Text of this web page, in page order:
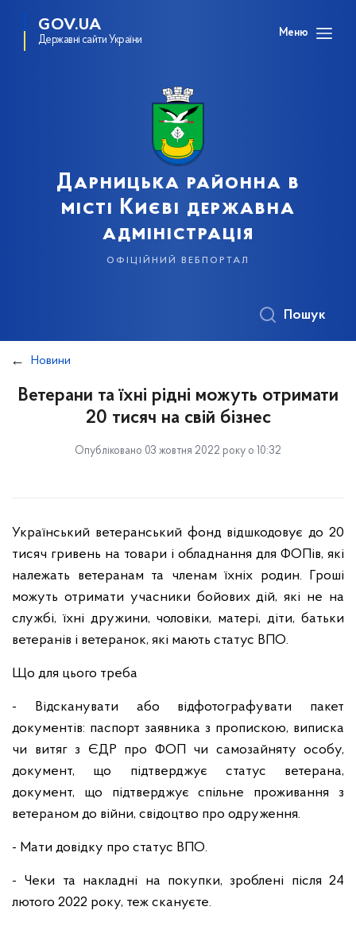
GOV.UA
Державні сайти України
Меню
Дарницька районна в
місті Києві державна
адміністрація
офіційний вебпортал
Пошук
Новини
Ветерани та їхні рідні можуть отримати
20 тисяч на свій бізнес
Опубліковано 03 жовтня 2022 року о 10:32
Український ветеранський фонд відшкодовує до 20
тисяч гривень на товари і обладнання для ФОПів, які
належать ветеранам та членам їхніх родин. Гроші
можуть отримати учасники бойових дій, які не на
службі, їхні дружини, чоловіки, матері, діти, батьки
ветеранів і ветеранок, які мають статус ВПО.
Що для цього треба
- Відсканувати або відфотографувати пакет
документів: паспорт заявника з пропискою, виписка
чи витяг з ЄДР про ФОП чи самозайняту особу,
документ, що підтверджує статус ветерана,
документ, що підтверджує спільне проживання з
ветераном до війни, свідоцтво про одруження.
- Мати довідку про статус ВПО.
- Чеки та накладні на покупки, зроблені після 24
лютого 2022 року, теж скануєте.